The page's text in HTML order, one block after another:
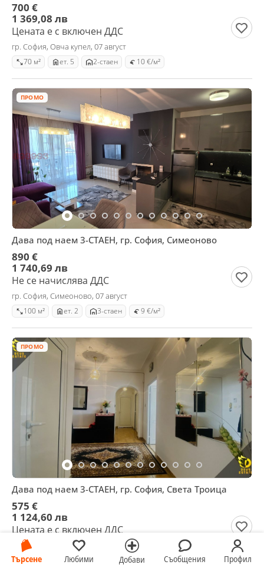
Търсене Любими Добави Съобщения Профил
700 €
1 369,08 лв
Цената е с включен ДДС
гр. София, Овча купел, 07 август
70 м² ет. 5 2-стаен 10 €/м²
ПРОМО
Дава под наем 3-СТАЕН, гр. София, Симеоново
890 €
1 740,69 лв
Не се начислява ДДС
гр. София, Симеоново, 07 август
100 м² ет. 2 3-стаен 9 €/м²
ПРОМО
Дава под наем 3-СТАЕН, гр. София, Света Троица
575 €
1 124,60 лв
Цената е с включен ДДС
гр. София, Света Троица, 07 август
102 м² ет. 6 3-стаен 6 €/м²